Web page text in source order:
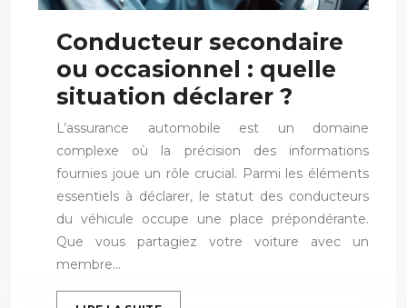
Conducteur secondaire
ou occasionnel : quelle
situation déclarer ?
L’assurance automobile est un domaine
complexe où la précision des informations
fournies joue un rôle crucial. Parmi les éléments
essentiels à déclarer, le statut des conducteurs
du véhicule occupe une place prépondérante.
Que vous partagiez votre voiture avec un
membre…